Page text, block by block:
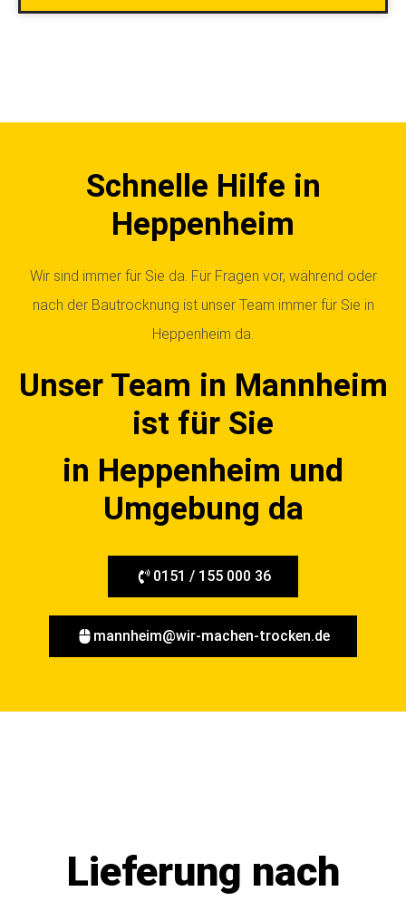
Schnelle Hilfe in
Heppenheim
Wir sind immer für Sie da. Für Fragen vor, während oder
nach der Bautrocknung ist unser Team immer für Sie in
Heppenheim da.
Unser Team in Mannheim
ist für Sie
in Heppenheim und
Umgebung da
0151 / 155 000 36
mannheim@wir-machen-trocken.de
Lieferung nach